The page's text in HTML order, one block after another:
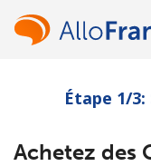
Vous avez
Étape 1/
Achetez des